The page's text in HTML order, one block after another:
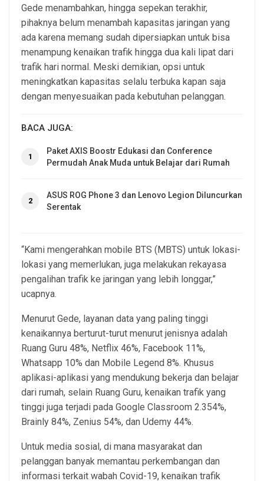
Gede menambahkan, hingga sepekan terakhir,
pihaknya belum menambah kapasitas jaringan yang
ada karena memang sudah dipersiapkan untuk bisa
menampung kenaikan trafik hingga dua kali lipat dari
trafik hari normal. Meski demikian, opsi untuk
meningkatkan kapasitas selalu terbuka kapan saja
dengan menyesuaikan pada kebutuhan pelanggan.
BACA JUGA:
1
Paket AXIS Boostr Edukasi dan Conference
Permudah Anak Muda untuk Belajar dari Rumah
2
ASUS ROG Phone 3 dan Lenovo Legion Diluncurkan
Serentak
“Kami mengerahkan mobile BTS (MBTS) untuk lokasi-
lokasi yang memerlukan, juga melakukan rekayasa
pengalihan trafik ke jaringan yang lebih longgar,”
ucapnya.
Menurut Gede, layanan data yang paling tinggi
kenaikannya berturut-turut menurut jenisnya adalah
Ruang Guru 48%, Netflix 46%, Facebook 11%,
Whatsapp 10% dan Mobile Legend 8%. Khusus
aplikasi-aplikasi yang mendukung bekerja dan belajar
dari rumah, selain Ruang Guru, kenaikan trafik yang
tinggi juga terjadi pada Google Classroom 2.354%,
Brainly 84%, Zenius 54%, dan Udemy 44%.
Untuk media sosial, di mana masyarakat dan
pelanggan banyak memantau perkembangan dan
informasi terkait wabah Covid-19, kenaikan trafik